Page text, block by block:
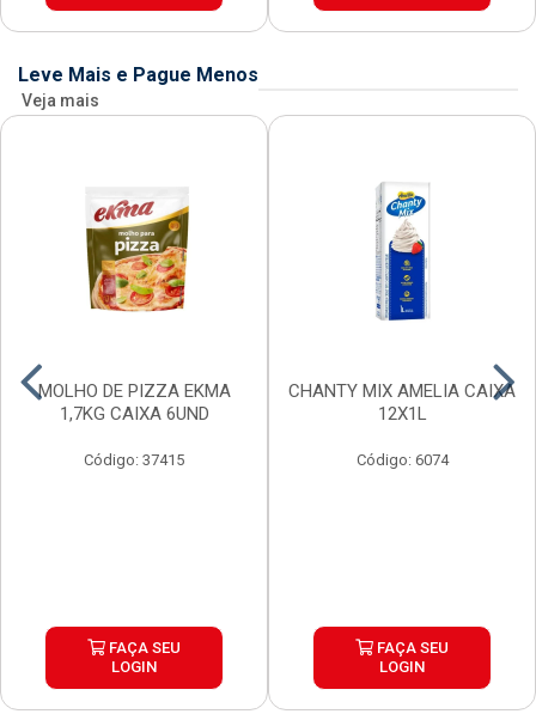
Leve Mais e Pague Menos
Veja mais
MOLHO DE PIZZA EKMA
1,7KG CAIXA 6UND
Código: 37415
FAÇA SEU
LOGIN
CHANTY MIX AMELIA CAIXA
12X1L
Código: 6074
FAÇA SEU
LOGIN